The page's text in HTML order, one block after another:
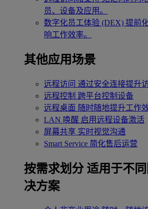
员、设备及应用。
数字化员工体验 (DEX) 提前
响工作效率。
其他应用场景
远程访问 通过安全连接提升
远程控制 跨平台控制设备
远程桌面 随时随地提升工作
LAN 唤醒 启用远程设备激活
屏幕共享 实时视觉沟通
Smart Service 简化售后运营
按需求划分 适用于不
决方案